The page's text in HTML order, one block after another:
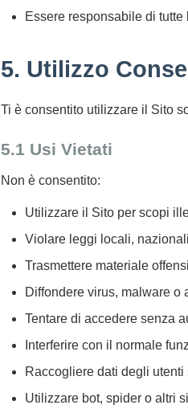
Essere responsabile di
5. Utilizzo
Ti è consentito utilizzare il Sito
5.1 Usi Vietati
Non è consentito:
Utilizzare il Sito per scopi
Violare leggi locali,
Trasmettere materiale
Diffondere virus, malware o
Tentare di accedere senza
Interferire con il normale
Raccogliere dati degli
Utilizzare bot, spider o altri